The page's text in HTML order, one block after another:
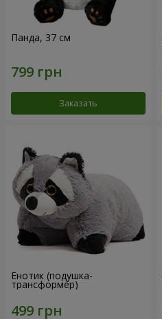
Панда, 37 см
Заказать
Енотик (подушка-
трансформер)